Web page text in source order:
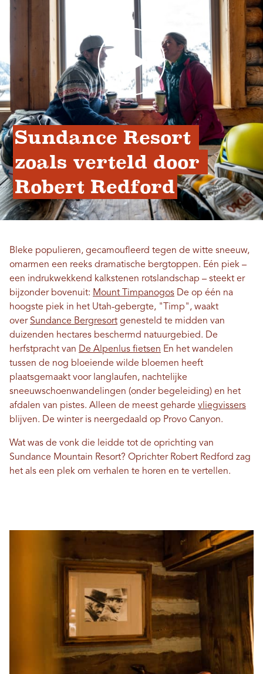
Sundance Resort
zoals verteld door
Robert Redford
Bleke populieren, gecamoufleerd tegen de witte sneeuw,
omarmen een reeks dramatische bergtoppen. Eén piek –
een indrukwekkend kalkstenen rotslandschap – steekt er
bijzonder bovenuit: Mount Timpanogos De op één na
hoogste piek in het Utah-gebergte, "Timp", waakt
over Sundance Bergresort genesteld te midden van
duizenden hectares beschermd natuurgebied. De
herfstpracht van De Alpenlus fietsen En het wandelen
tussen de nog bloeiende wilde bloemen heeft
plaatsgemaakt voor langlaufen, nachtelijke
sneeuwschoenwandelingen (onder begeleiding) en het
afdalen van pistes. Alleen de meest geharde vliegvissers
blijven. De winter is neergedaald op Provo Canyon.
Wat was de vonk die leidde tot de oprichting van
Sundance Mountain Resort? Oprichter Robert Redford zag
het als een plek om verhalen te horen en te vertellen.